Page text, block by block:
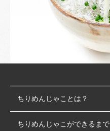
ちりめんじゃことは？
ちりめんじゃこができるまで